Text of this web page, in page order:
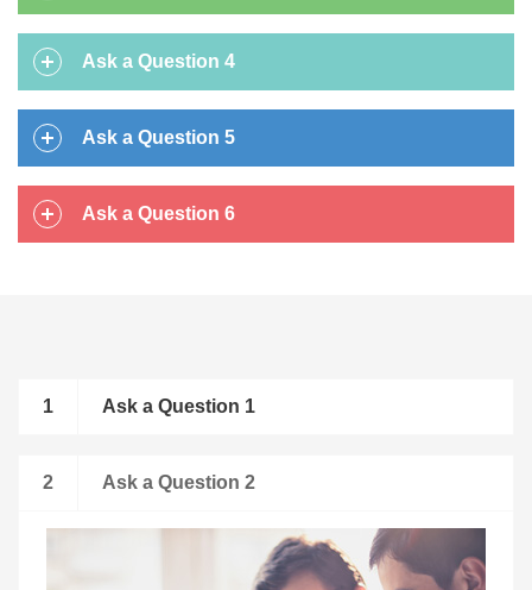
Ask a Question 4
Ask a Question 5
Ask a Question 6
Ask a Question 1
Ask a Question 2